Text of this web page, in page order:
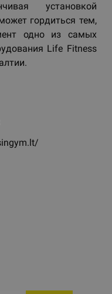
установкой
гордиться тем,
одно из самых
Life Fitness